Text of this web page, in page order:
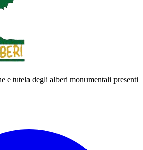
e tutela degli alberi monumentali presenti